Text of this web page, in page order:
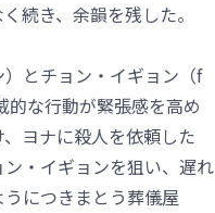
続き、余韻を残した。
とチョン・イギョン（f
な行動が緊張感を高め
ヨナに殺人を依頼した
・イギョンを狙い、遅れ
につきまとう葬儀屋